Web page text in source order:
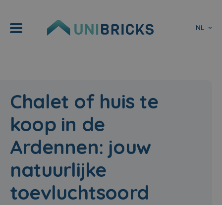
NL
Chalet of huis te
koop in de
Ardennen: jouw
natuurlijke
toevluchtsoord